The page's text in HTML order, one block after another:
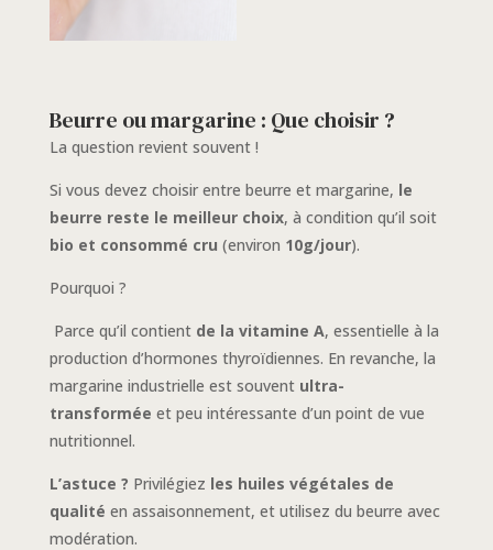
Beurre ou margarine : Que choisir ?
La question revient souvent !
Si vous devez choisir entre beurre et margarine, le
beurre reste le meilleur choix, à condition qu’il soit
bio et consommé cru (environ 10g/jour).
Pourquoi ?
Parce qu’il contient de la vitamine A, essentielle à la
production d’hormones thyroïdiennes. En revanche, la
margarine industrielle est souvent ultra-
transformée et peu intéressante d’un point de vue
nutritionnel.
L’astuce ? Privilégiez les huiles végétales de
qualité en assaisonnement, et utilisez du beurre avec
modération.